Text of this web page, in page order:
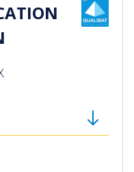
menuiseries